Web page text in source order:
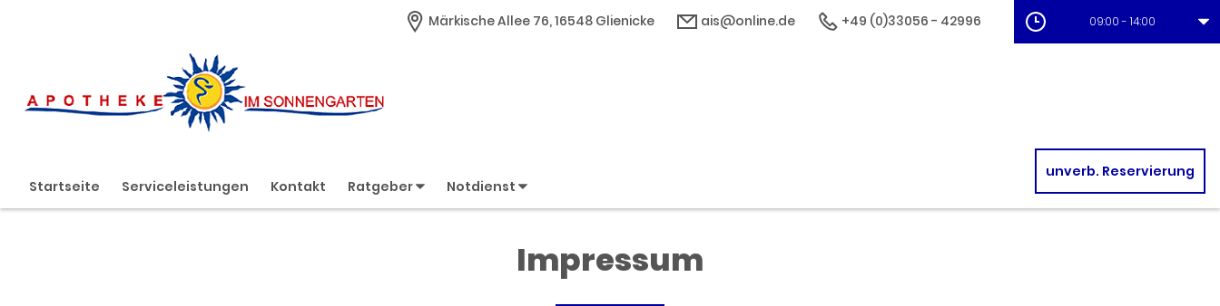
Märkische Allee 76, 16548 Glienicke ais@online.de +49 (0)33056 - 42996 09:00 - 14:00
Startseite Serviceleistungen Kontakt Ratgeber Notdienst
unverb. Reservierung
Impressum